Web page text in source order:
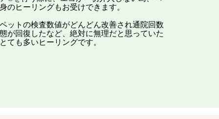
のヒーリングもお受けできます。
ットの検査数値がどんどん改善され通院回数
が回復したなど、絶対に無理だと思っていた
ても多いヒーリングです。